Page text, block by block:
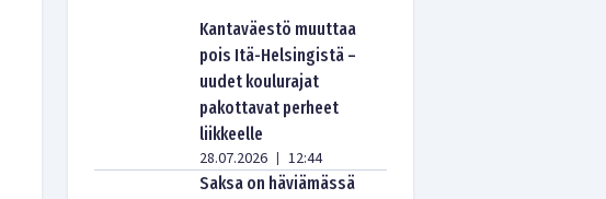
Kantaväestö muuttaa
pois Itä-Helsingistä –
uudet koulurajat
pakottavat perheet
liikkeelle
28.07.2026 | 12:44
Saksa on häviämässä